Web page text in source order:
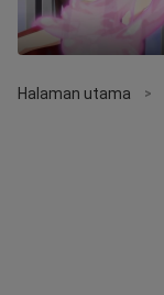
Halaman utama >